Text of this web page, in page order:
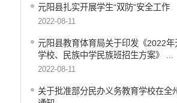
不动产登记信息公开
红河州网上新闻发布厅
元阳县扎实开展学生“双防”安全工作
2022-08-11
元阳县教育体育局关于印发《2022
学校、民族中学民族班招生方案》 ...
2022-08-11
关于批准部分民办义务教育学校在全